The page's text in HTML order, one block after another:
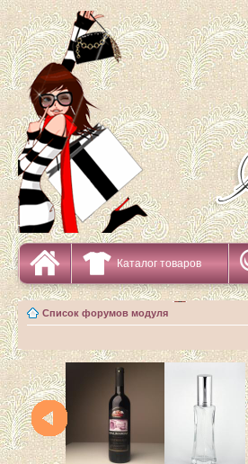
Каталог товаров
Список форумов модуля